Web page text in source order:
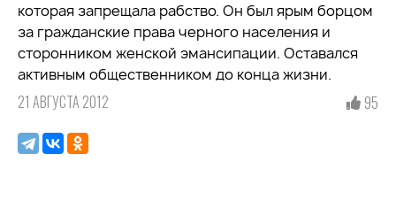
которая запрещала рабство. Он был ярым борцом
за гражданские права черного населения и
сторонником женской эмансипации. Оставался
активным общественником до конца жизни.
21 АВГУСТА 2012 95